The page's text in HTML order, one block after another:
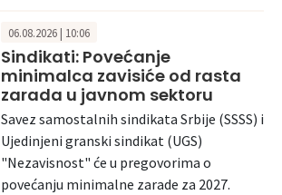
06.08.2026 | 10:06
Sindikati: Povećanje
minimalca zavisiće od rasta
zarada u javnom sektoru
Savez samostalnih sindikata Srbije (SSSS) i
Ujedinjeni granski sindikat (UGS)
"Nezavisnost" će u pregovorima o
povećanju minimalne zarade za 2027.